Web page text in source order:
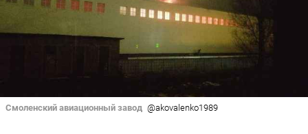
Смоленский авиационный завод @akovalenko1989